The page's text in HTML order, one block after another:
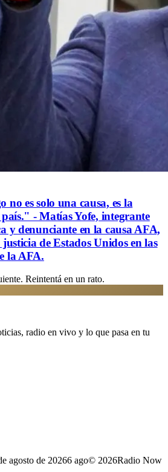
no es solo una causa, es la
- Matías Yofe, integrante
y denunciante en la causa AFA,
de Estados Unidos en las
la AFA.
Reintentá en un rato.
radio en vivo y lo que pasa en tu
agosto de 20266 ago© 2026Radio Now